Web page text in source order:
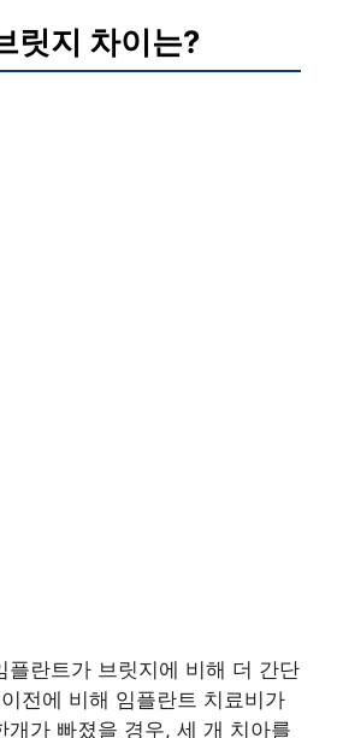
릿지 차이는?
플란트가 브릿지에 비해 더 간단
전에 비해 임플란트 치료비가
개가 빠졌을 경우, 세 개 치아를